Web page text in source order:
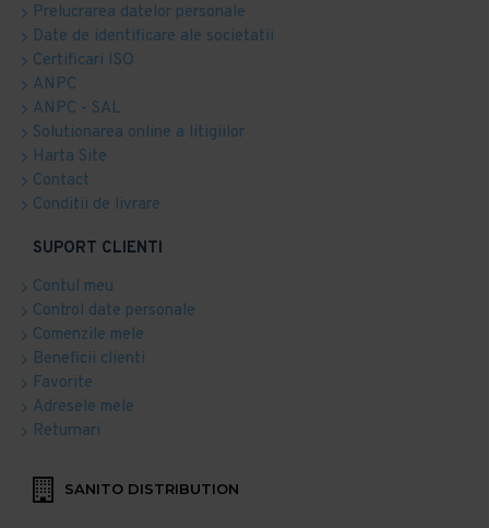
Prelucrarea datelor personale
Date de identificare ale societatii
Certificari ISO
ANPC
ANPC - SAL
Solutionarea online a litigiilor
Harta Site
Contact
Conditii de livrare
SUPORT CLIENTI
Contul meu
Control date personale
Comenzile mele
Beneficii clienti
Favorite
Adresele mele
Returnari
SANITO DISTRIBUTION